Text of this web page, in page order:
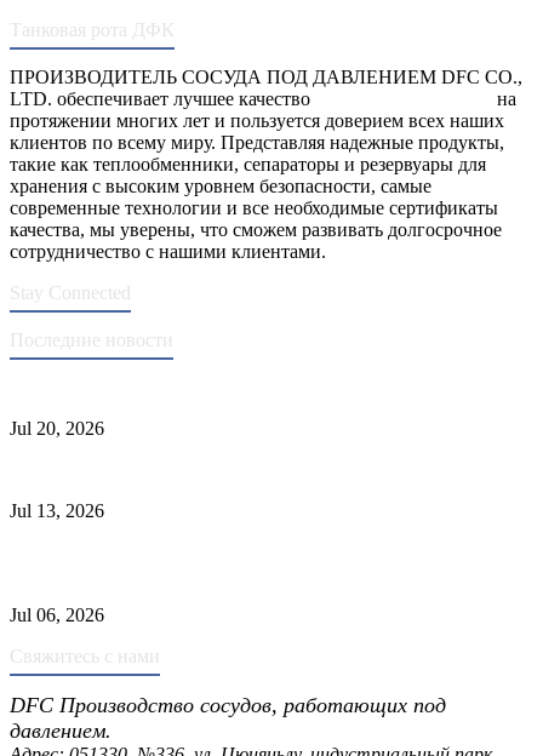
Танковая рота ДФК
ПРОИЗВОДИТЕЛЬ СОСУДА ПОД ДАВЛЕНИЕМ DFC CO.,
LTD. обеспечивает лучшее качество
на
протяжении многих лет и пользуется доверием всех наших
клиентов по всему миру. Представляя надежные продукты,
такие как теплообменники, сепараторы и резервуары для
хранения с высоким уровнем безопасности, самые
современные технологии и все необходимые сертификаты
качества, мы уверены, что сможем развивать долгосрочное
сотрудничество с нашими клиентами.
Stay Connected
Последние новости
Jul 20, 2026
Jul 13, 2026
Jul 06, 2026
Свяжитесь с нами
DFC Производство сосудов, работающих под
давлением.